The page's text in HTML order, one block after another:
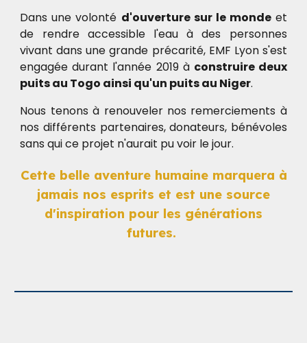
Dans une volonté d'ouverture sur le mondeet
de rendre accessible l'eau à des personnes
vivant dans une grande précarité, EMF Lyon s'est
engagée durant l'année 2019 à construire deux
puits au Togo ainsi qu'un puits au Niger.
Nous tenons à renouveler nos remerciements à
nos différents partenaires, donateurs, bénévoles
sans qui ce projet n'aurait pu voir le jour.
Cette belle aventure humaine marquera à
jamais nos esprits et est une source
d'inspiration pour les générations
futures.